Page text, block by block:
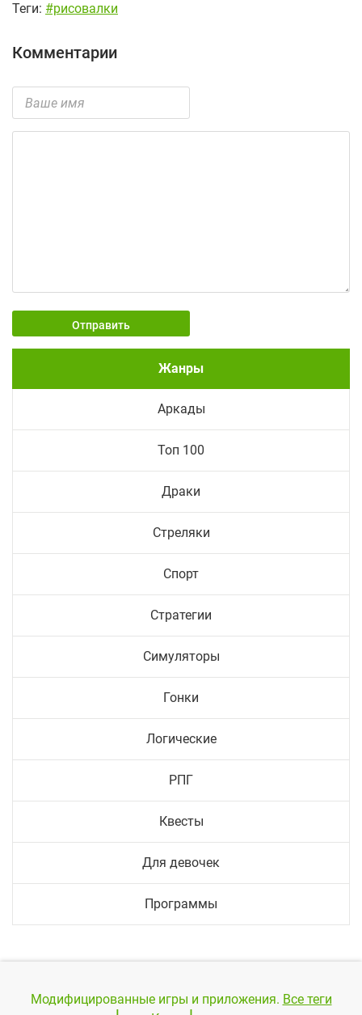
Теги: #рисовалки
Комментарии
Отправить
Жанры
Аркады
Топ 100
Драки
Стреляки
Спорт
Стратегии
Симуляторы
Гонки
Логические
РПГ
Квесты
Для девочек
Программы
Модифицированные игры и приложения. Все теги